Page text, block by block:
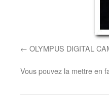
OLYMPUS DIGITAL
Vous pouvez la mettre en